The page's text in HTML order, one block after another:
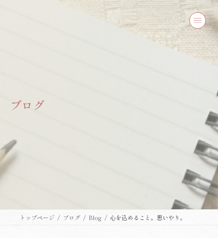
ブログ
トップページ ブログ Blog 心を込めること。思いやり。